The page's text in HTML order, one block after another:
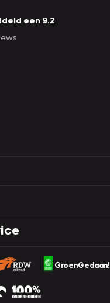
een 9.2
GroenGedaan!